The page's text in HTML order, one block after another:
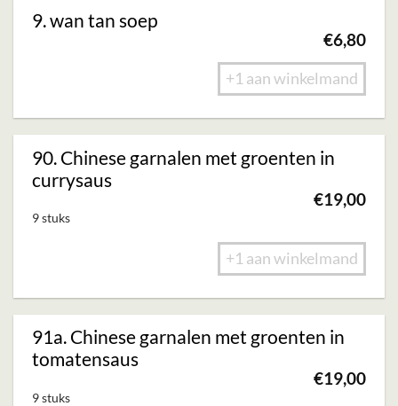
9. wan tan soep
€6,80
+1 aan winkelmand
90. Chinese garnalen met groenten in
currysaus
€19,00
9 stuks
+1 aan winkelmand
91a. Chinese garnalen met groenten in
tomatensaus
€19,00
9 stuks